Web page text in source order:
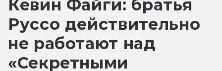
Кевин Файги: братья
Руссо действительно
не работают над
«Секретными